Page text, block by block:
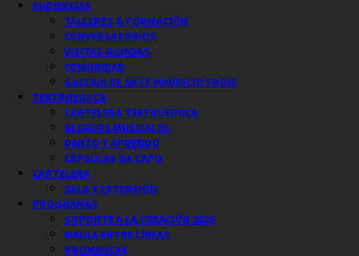
AUDIENCIAS
TALLERES & FORMACIÓN
CONVERSATORIOS
VISITAS GUIADAS
COMUNIDAD
GALERIA DE ARTE MAURICIO FROIS
TEATROEDUCA
CARTELERA TEATROEDUCA
RECREOS MUSICALES
DANZO Y APRENDO
CÁPSULAS DA CAPO
CARTELERA
SALA Y EXTENSIÓN
PROGRAMAS
SOPORTE A LA CREACIÓN 2026
MAULE ENTRE LÍNEAS
PROMAUCAE